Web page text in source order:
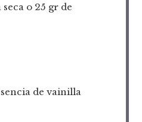
o 25 gr de
de vainilla